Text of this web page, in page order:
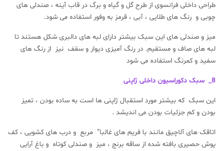
طراحی داخلی فرانسوی از طرح گل و گیاه و برگ در قاب آینه ، صندلی های
چوبی و رنگ های طلایی ، آبی ، قرمز به وفور استفاده می شود.
میز و صندلی های این سبک بیشتر دارای لبه های دالبری شکل هستند تا
لبه های صاف و مستقیم. در رنگ آمیزی دیوار و سقف نیز از رنگ های
سفید و کمرنگ استفاده می شود
8_ سبک دکوراسیون داخلی ژاپنی
این سبک که بیشتر مورد استقبال ژاپنی ها است به ساده بودن ، تمیز
بودن و کم جزئیات بودن می اندیشد .
اتاقک های آلاچیق مانند با فریم های غالبا” مربع و درب های کشویی ، کف
پوش حصیری بافته شده از ساقه برنج ، میز و صندلی کوتاه و باغ آرایی